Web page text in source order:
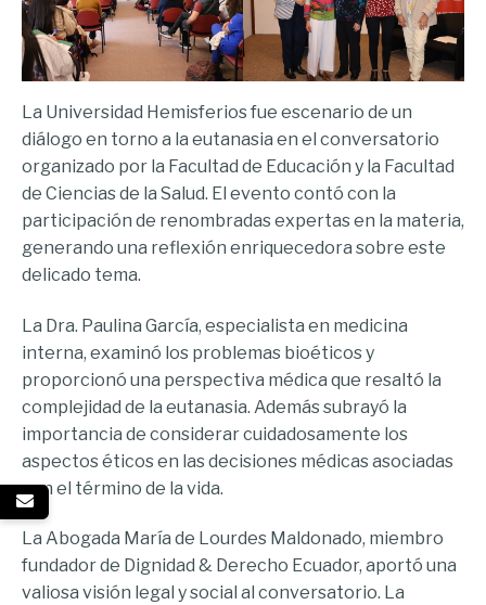
La Universidad Hemisferios fue escenario de un
diálogo en torno a la eutanasia en el conversatorio
organizado por la Facultad de Educación y la Facultad
de Ciencias de la Salud. El evento contó con la
participación de renombradas expertas en la materia,
generando una reflexión enriquecedora sobre este
delicado tema.
La Dra. Paulina García, especialista en medicina
interna, examinó los problemas bioéticos y
proporcionó una perspectiva médica que resaltó la
complejidad de la eutanasia. Además subrayó la
importancia de considerar cuidadosamente los
aspectos éticos en las decisiones médicas asociadas
con el término de la vida.
La Abogada María de Lourdes Maldonado, miembro
fundador de Dignidad & Derecho Ecuador, aportó una
valiosa visión legal y social al conversatorio. La